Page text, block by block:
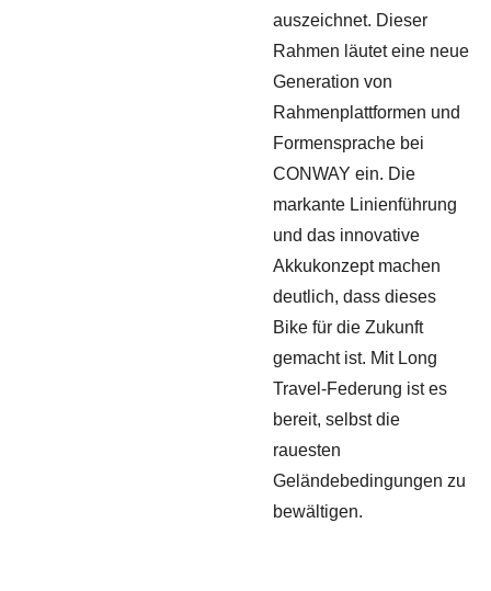
auszeichnet. Dieser
Rahmen läutet eine neue
Generation von
Rahmenplattformen und
Formensprache bei
CONWAY ein. Die
markante Linienführung
und das innovative
Akkukonzept machen
deutlich, dass dieses
Bike für die Zukunft
gemacht ist. Mit Long
Travel-Federung ist es
bereit, selbst die
rauesten
Geländebedingungen zu
bewältigen.